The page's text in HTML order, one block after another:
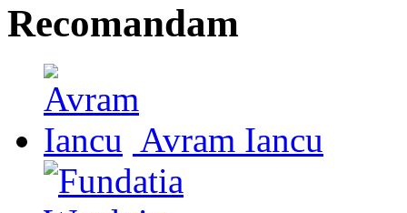
Recomandam
Avram Iancu